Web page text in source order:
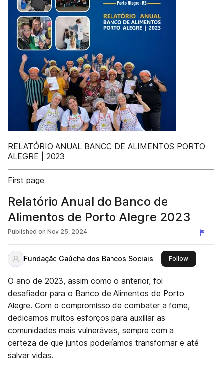
RELATÓRIO ANUAL BANCO DE ALIMENTOS PORTO
ALEGRE | 2023
First page
Relatório Anual do Banco de
Alimentos de Porto Alegre 2023
Published on Nov 25, 2024
Fundação Gaúcha dos Bancos Sociais Followthis
O ano de 2023, assim como o anterior, foi
desafiador para o Banco de Alimentos de Porto
Alegre. Com o compromisso de combater a fome,
dedicamos muitos esforços para auxiliar as
comunidades mais vulneráveis, sempre com a
certeza de que juntos poderíamos transformar e até
salvar vidas.